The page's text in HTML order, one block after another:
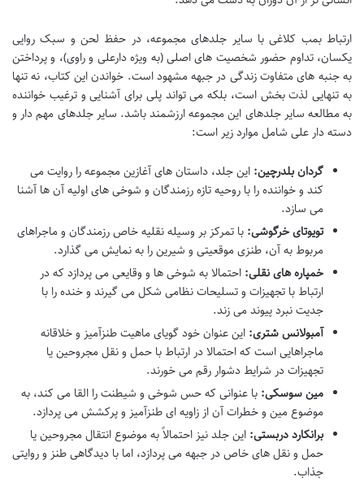
ارتباط بمب کلاغی با سایر جلدهای مجموعه، در حفظ لحن و سبک روایی
یکسان، تداوم حضور شخصیت های اصلی (به ویژه دارعلی و راوی)، و پرداختن
به جنبه های متفاوت زندگی در جبهه مشهود است. خواندن این کتاب، نه تنها
به تنهایی لذت بخش است، بلکه می تواند پلی برای آشنایی و ترغیب خواننده
به مطالعه سایر جلدهای این مجموعه ارزشمند باشد. سایر جلدهای مهم دار و
دسته دار علی شامل موارد زیر است:
گردان بلدرچین: این جلد، داستان های آغازین مجموعه را روایت می
کند و خواننده را با روحیه تازه رزمندگان و شوخی های اولیه آن ها آشنا
می سازد.
تویوتای خرگوشی: با تمرکز بر وسیله نقلیه خاص رزمندگان و ماجراهای
مربوط به آن، طنزی موقعیتی و شیرین را به نمایش می گذارد.
خمپاره های نقلی: احتمالا به شوخی ها و وقایعی می پردازد که در
ارتباط با تجهیزات و تسلیحات نظامی شکل می گیرند و خنده را با
جدیت نبرد پیوند می زند.
آمبولانس شتری: این عنوان خود گویای ماهیت طنزآمیز و خلاقانه
ماجراهایی است که احتمالا در ارتباط با حمل و نقل مجروحین یا
تجهیزات در شرایط دشوار رقم می خورند.
مین سوسکی: با عنوانی که حس شوخی و شیطنت را القا می کند، به
موضوع مین و خطرات آن از زاویه ای طنزآمیز و پرکشش می پردازد.
برانکارد دربستی: این جلد نیز احتمالاً به موضوع انتقال مجروحین یا
حمل و نقل های خاص در جبهه می پردازد، اما با دیدگاهی طنز و روایتی
جذاب.